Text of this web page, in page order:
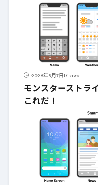
2026年3月7日17 view
モンスターストラ
これだ！